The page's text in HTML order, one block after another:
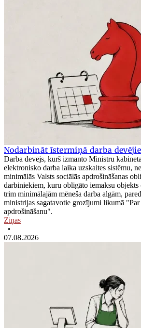
Nodarbināt īstermiņā darba
Darba devējs, kurš izmanto Ministru
elektronisko darba laika uzskaites sistēmu,
minimālās Valsts sociālās apdrošināšanas
darbiniekiem, kuru obligāto iemaksu objekts
trim minimālajām mēneša darba algām,
ministrijas sagatavotie grozījumi likumā "Par
apdrošināšanu".
Ziņas
•
07.08.2026